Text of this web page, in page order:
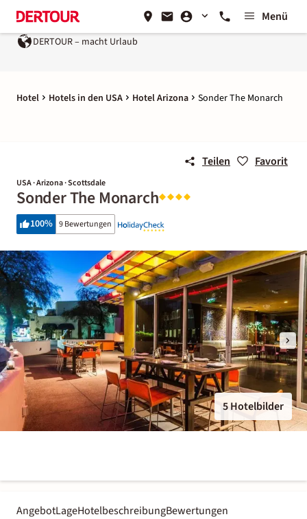
Menü
DERTOUR – macht Urlaub
Hotel Hotels in den USA Hotel Arizona Sonder The Monarch
Teilen Favorit
USA · Arizona · Scottsdale
Sonder The Monarch
100% 9 Bewertungen
5 Hotelbilder
AngebotLageHotelbeschreibungBewertungen